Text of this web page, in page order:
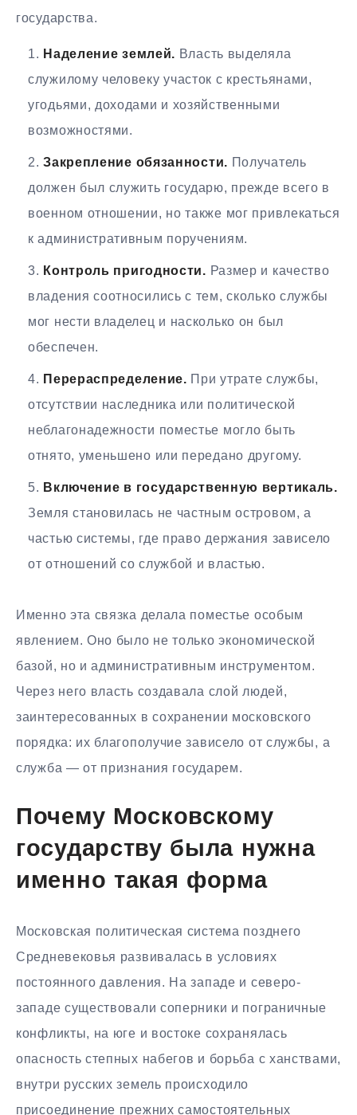
государства.
Наделение землей. Власть выделяла
служилому человеку участок с крестьянами,
угодьями, доходами и хозяйственными
возможностями.
Закрепление обязанности. Получатель
должен был служить государю, прежде всего в
военном отношении, но также мог привлекаться
к административным поручениям.
Контроль пригодности. Размер и качество
владения соотносились с тем, сколько службы
мог нести владелец и насколько он был
обеспечен.
Перераспределение. При утрате службы,
отсутствии наследника или политической
неблагонадежности поместье могло быть
отнято, уменьшено или передано другому.
Включение в государственную вертикаль.
Земля становилась не частным островом, а
частью системы, где право держания зависело
от отношений со службой и властью.
Именно эта связка делала поместье особым
явлением. Оно было не только экономической
базой, но и административным инструментом.
Через него власть создавала слой людей,
заинтересованных в сохранении московского
порядка: их благополучие зависело от службы, а
служба — от признания государем.
Почему Московскому
государству была нужна
именно такая форма
Московская политическая система позднего
Средневековья развивалась в условиях
постоянного давления. На западе и северо-
западе существовали соперники и пограничные
конфликты, на юге и востоке сохранялась
опасность степных набегов и борьба с ханствами,
внутри русских земель происходило
присоединение прежних самостоятельных